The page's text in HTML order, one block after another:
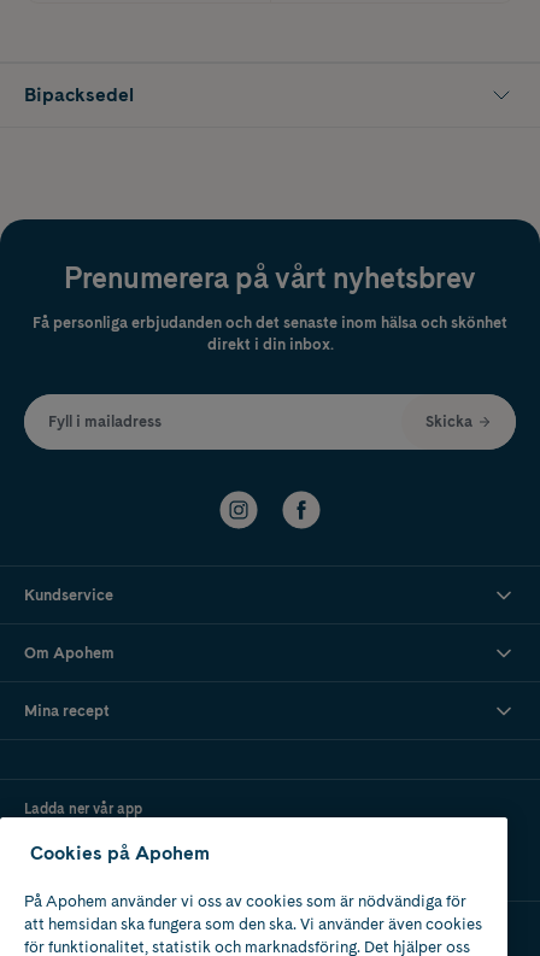
Bipacksedel
Prenumerera på vårt nyhetsbrev
Få personliga erbjudanden och det senaste inom hälsa och skönhet
direkt i din inbox.
Fyll i mailadress Skicka
Kundservice
Om Apohem
Mina recept
Ladda ner vår app
Cookies på Apohem
På Apohem använder vi oss av cookies som är nödvändiga för
att hemsidan ska fungera som den ska. Vi använder även cookies
för funktionalitet, statistik och marknadsföring. Det hjälper oss